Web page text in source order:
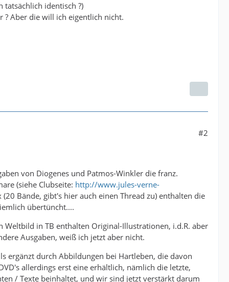
identisch ?)
? Aber die will ich eigentlich nicht.
#2
von Diogenes und Patmos-Winkler die franz.
(siehe Clubseite: http://www.jules-verne-
Bände, gibt's hier auch einen Thread zu) enthalten die
übertüncht....
Weltbild in TB enthalten Original-Illustrationen, i.d.R. aber
Ausgaben, weiß ich jetzt aber nicht.
ergänzt durch Abbildungen bei Hartleben, die davon
allerdings erst eine erhältlich, nämlich die letzte,
/ Texte beinhaltet, und wir sind jetzt verstärkt darum